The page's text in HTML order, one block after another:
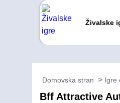
Živalske
Domovska stran Igre
Bff Attractive